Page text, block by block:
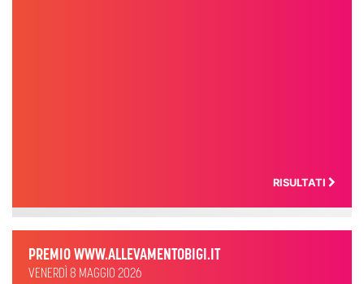
RISULTATI
PREMIO WWW.ALLEVAMENTOBIGI.IT
VENERDÌ 8 MAGGIO 2026